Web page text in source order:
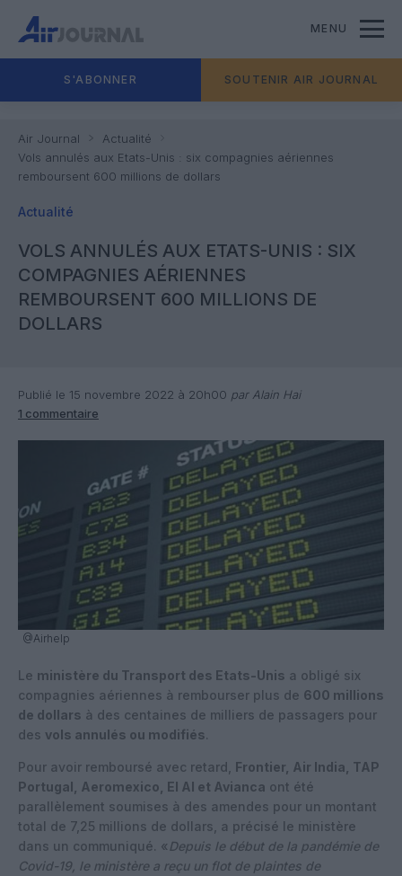
MENU
S'ABONNER SOUTENIR AIR JOURNAL
Air Journal
Actualité
Vols annulés aux Etats-Unis : six compagnies aériennes
remboursent 600 millions de dollars
Actualité
VOLS ANNULÉS AUX ETATS-UNIS : SIX
COMPAGNIES AÉRIENNES
REMBOURSENT 600 MILLIONS DE
DOLLARS
Publié le 15 novembre 2022 à 20h00 par Alain Hai
1 commentaire
@Airhelp
Le ministère du Transport des Etats-Unis a obligé six
compagnies aériennes à rembourser plus de 600 millions
de dollars à des centaines de milliers de passagers pour
des vols annulés ou modifiés.
Pour avoir remboursé avec retard, Frontier, Air India, TAP
Portugal, Aeromexico, El Al et Avianca ont été
parallèlement soumises à des amendes pour un montant
total de 7,25 millions de dollars, a précisé le ministère
dans un communiqué. « Depuis le début de la pandémie de
Covid-19, le ministère a reçu un flot de plaintes de